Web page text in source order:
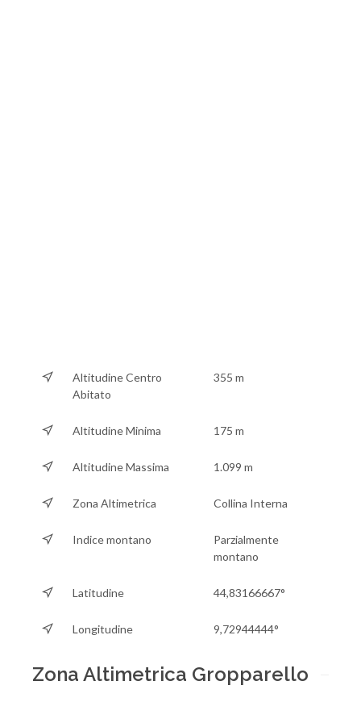
Altitudine Centro
Abitato
355 m
Altitudine Minima 175 m
Altitudine Massima 1.099 m
Zona Altimetrica Collina Interna
Indice montano
Parzialmente
montano
Latitudine 44,83166667°
Longitudine 9,72944444°
Zona Altimetrica Gropparello